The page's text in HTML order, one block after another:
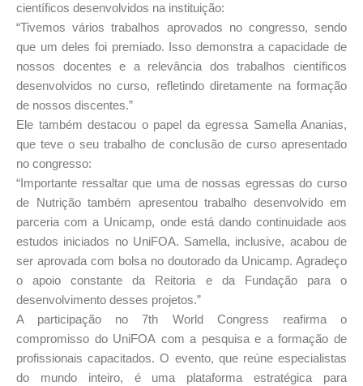
científicos desenvolvidos na instituição:
“Tivemos vários trabalhos aprovados no congresso, sendo
que um deles foi premiado. Isso demonstra a capacidade de
nossos docentes e a relevância dos trabalhos científicos
desenvolvidos no curso, refletindo diretamente na formação
de nossos discentes.”
Ele também destacou o papel da egressa Samella Ananias,
que teve o seu trabalho de conclusão de curso apresentado
no congresso:
“Importante ressaltar que uma de nossas egressas do curso
de Nutrição também apresentou trabalho desenvolvido em
parceria com a Unicamp, onde está dando continuidade aos
estudos iniciados no UniFOA. Samella, inclusive, acabou de
ser aprovada com bolsa no doutorado da Unicamp. Agradeço
o apoio constante da Reitoria e da Fundação para o
desenvolvimento desses projetos.”
A participação no 7th World Congress reafirma o
compromisso do UniFOA com a pesquisa e a formação de
profissionais capacitados. O evento, que reúne especialistas
do mundo inteiro, é uma plataforma estratégica para